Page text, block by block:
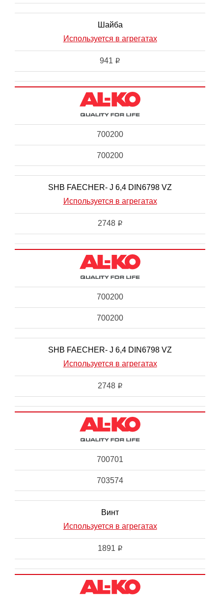
Шайба
Используется в агрегатах
941 i
700200
700200
SHB FAECHER- J 6,4 DIN6798 VZ
Используется в агрегатах
2748 i
700200
700200
SHB FAECHER- J 6,4 DIN6798 VZ
Используется в агрегатах
2748 i
700701
703574
Винт
Используется в агрегатах
1891 i